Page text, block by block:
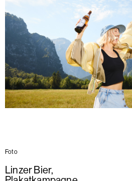
Foto
Linzer Bier,